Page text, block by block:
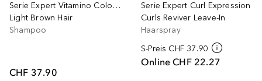
Serie Expert Vitamino Color Spectrum
Light Brown Hair
Shampoo
CHF 37.90
Serie Expert Curl Expression
Curls Reviver Leave-In
Haarspray
S-Preis CHF 37.90
Online CHF 22.27